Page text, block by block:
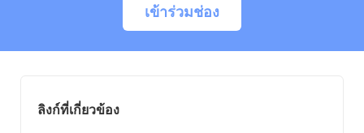
ลิงก์ที่เกี่ยวข้อง
เข้าร่วมช่อง